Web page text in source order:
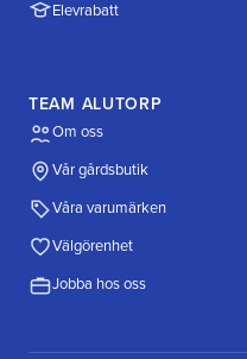
Elevrabatt
TEAM ALUTORP
Om oss
Vår gårdsbutik
Våra varumärken
Välgörenhet
Jobba hos oss